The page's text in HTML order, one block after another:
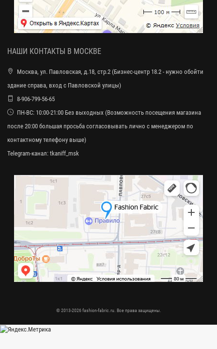
НАШИ КОНТАКТЫ В МОСКВЕ
Москва, ул. Павловская, д.18, стр.2 (Бизнес-центр 18.2 - нужно обойти
здание справа, вход с Павловской улицы)
8-906-799-56-65
ПН-ВС: 10:00-21:00 Без выходных (Возможность посещения магазина
после 20:00 большая просьба согласовывать лично с менеджером по
контактному телефону выше)
Telegram-канал: tkaniff_msk
© 2013-2026 fashion-fabric.ru. Все права защищены.